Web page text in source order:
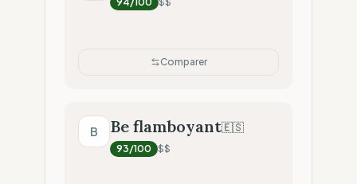
Comparer
B Be flamboyant🇪🇸
93/100 $$